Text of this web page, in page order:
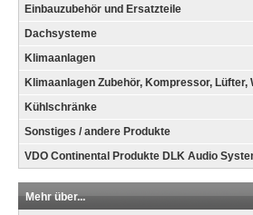
Einbauzubehör und Ersatzteile
Dachsysteme
Klimaanlagen
Klimaanlagen Zubehör, Kompressor, Lüfter,
Kühlschränke
Sonstiges / andere Produkte
VDO Continental Produkte DLK Audio
Mehr über...